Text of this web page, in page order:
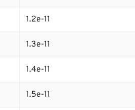
1.2e-11
1.3e-11
1.4e-11
1.5e-11